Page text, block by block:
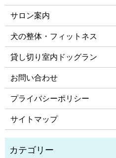
サロン案内
犬の整体・フィットネス
貸し切り室内ドッグラン
お問い合わせ
プライバシーポリシー
サイトマップ